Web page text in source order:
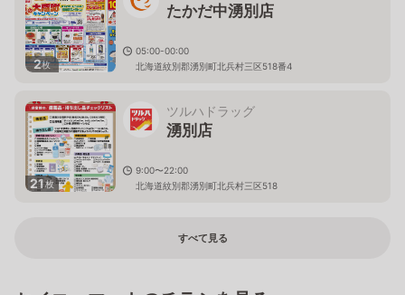
2枚
たかだ中湧別店
05:00-00:00
北海道紋別郡湧別町北兵村三区518番4
21枚
ツルハドラッグ
湧別店
9:00〜22:00
北海道紋別郡湧別町北兵村三区518
すべて見る